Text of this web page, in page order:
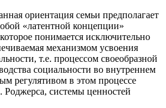
ориентация семьи предполагает
«латентной концепции»
понимается исключительно
механизмом усвоения
т.е. процессом своеобразной
социальности во внутреннем
регулятивом в этом процессе
системы ценностей